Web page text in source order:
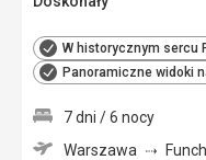
W historycznym sercu
Panoramiczne widoki
7 dni / 6 nocy
Warszawa